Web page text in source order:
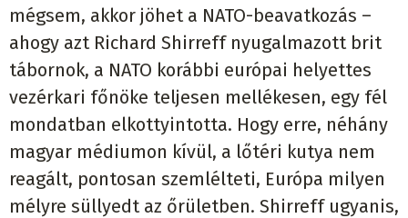
mégsem, akkor jöhet a NATO-beavatkozás –
ahogy azt Richard Shirreff nyugalmazott brit
tábornok, a NATO korábbi európai helyettes
vezérkari főnöke teljesen mellékesen, egy fél
mondatban elkottyintotta. Hogy erre, néhány
magyar médiumon kívül, a lőtéri kutya nem
reagált, pontosan szemlélteti, Európa milyen
mélyre süllyedt az őrületben. Shirreff ugyanis,